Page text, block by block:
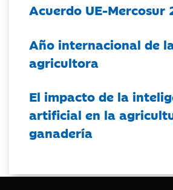
Acuerdo UE-Mercosur
Año internacional de
agricultora
El impacto de la
artificial en la
ganadería